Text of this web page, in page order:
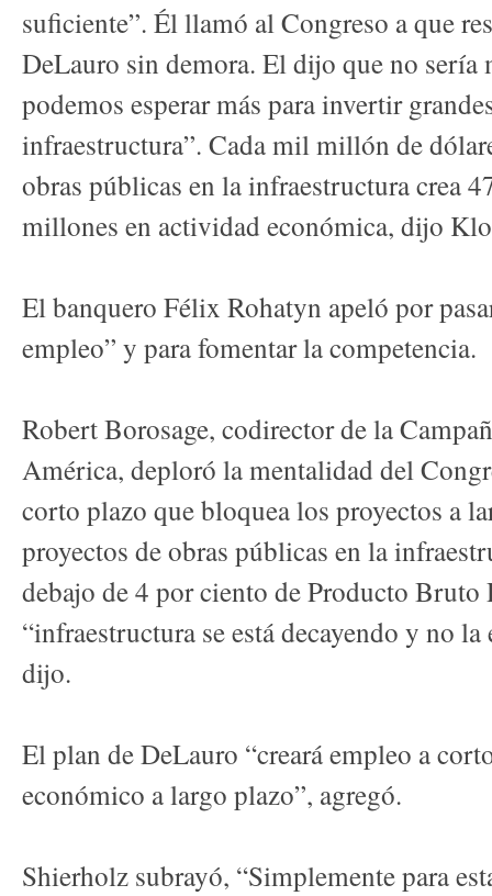
suficiente”. Él llamó al Congreso a que
DeLauro sin demora. El dijo que no sería
podemos esperar más para invertir
infraestructura”. Cada mil millón de
obras públicas en la infraestructura crea
millones en actividad económica, dijo
El banquero Félix Rohatyn apeló por
empleo” y para fomentar la competencia.
Robert Borosage, codirector de la
América, deploró la mentalidad del
corto plazo que bloquea los proyectos a
proyectos de obras públicas en la
debajo de 4 por ciento de Producto
“infraestructura se está decayendo y no
dijo.
El plan de DeLauro “creará empleo a
económico a largo plazo”, agregó.
Shierholz subrayó, “Simplemente para